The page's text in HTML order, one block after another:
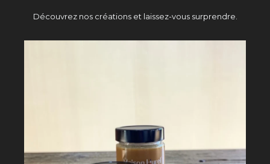
Découvrez nos créations et laissez-vous surprendre.